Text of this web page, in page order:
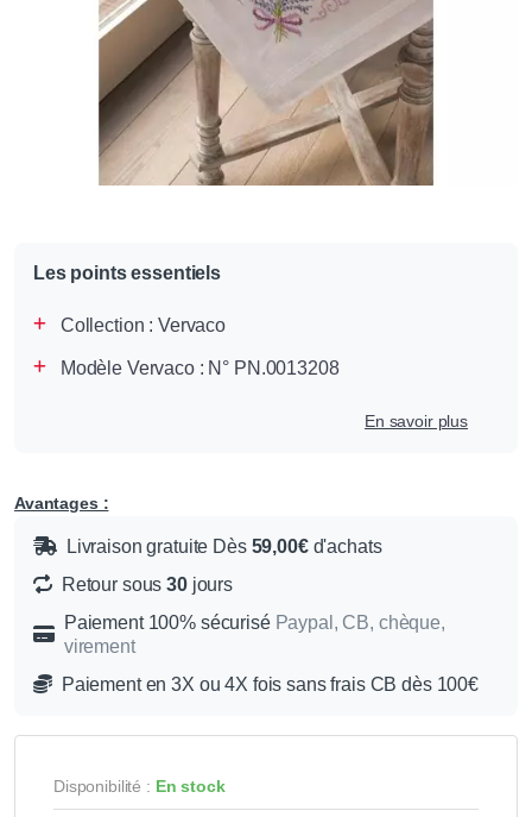
Les points essentiels
Collection : Vervaco
Modèle Vervaco : N° PN.0013208
En savoir plus
Avantages :
Livraison gratuite Dès 59,00€d'achats
Retour sous30jours
Paiement 100% sécurisé Paypal, CB, chèque,
virement
Paiement en 3X ou 4X fois sans frais CB dès 100€
Disponibilité : En stock